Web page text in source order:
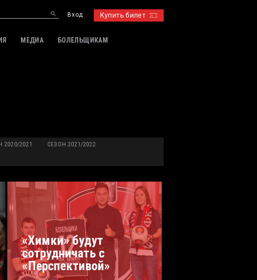
Купить билет
Вход
МЕДИА БОЛЕЛЬЩИКАМ
2020/2021 СЕЗОН 2021/2022
«Химки» будут
сотрудничать с
«Перспективой»